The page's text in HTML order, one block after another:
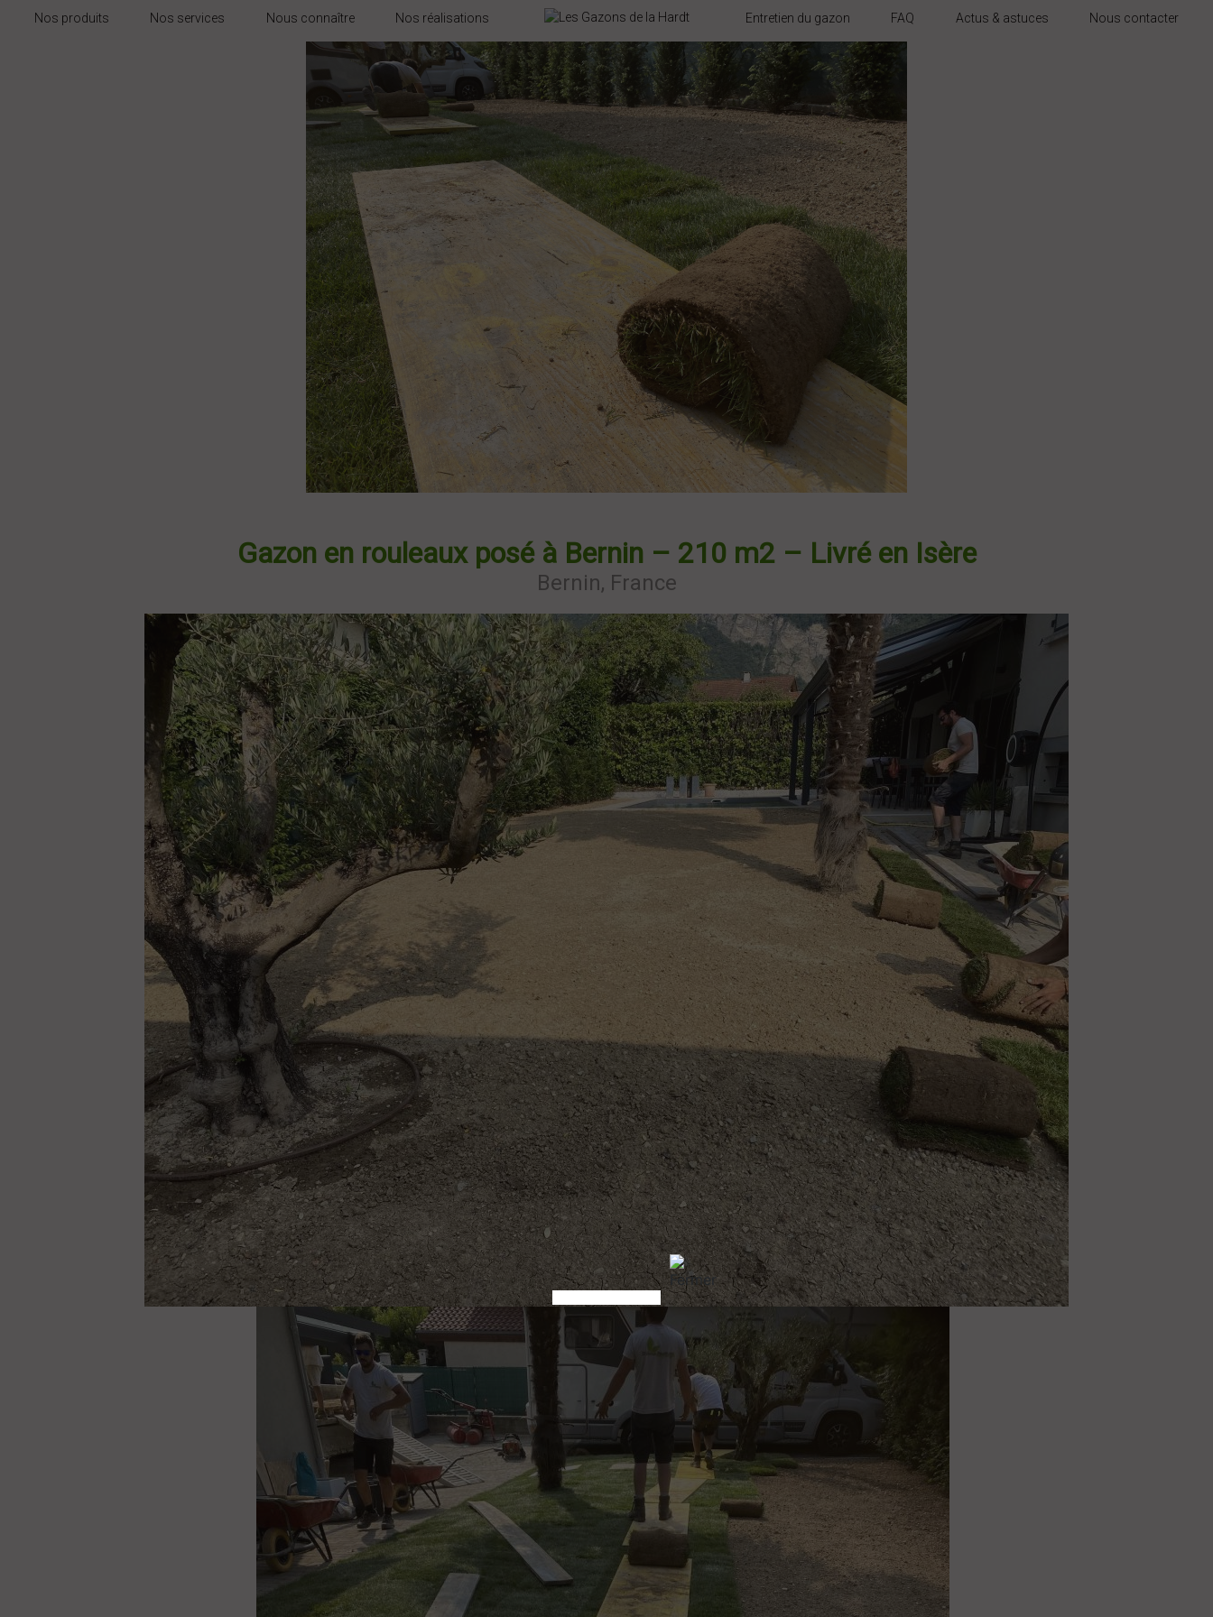
Nos produits Nos services Nous connaître Nos réalisations Entretien du gazon FAQ Actus & astuces Nous contacter
Gazon en rouleaux posé à Bernin – 210 m2 – Livré en Isère
Bernin, France